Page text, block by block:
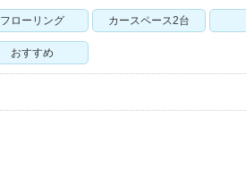
フローリング カースペース2台
おすすめ